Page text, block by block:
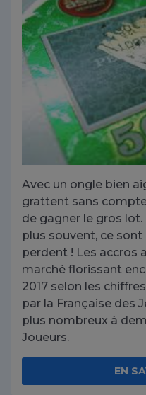
Avec un ongle bien
grattent sans
de gagner le gros lot.
plus souvent, ce sont
perdent ! Les accros
marché florissant
2017 selon les
par la Française des
plus nombreux à
Joueurs.
EN